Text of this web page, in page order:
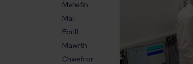
Mehefin
Mai
Ebrill
Mawrth
Chwefror